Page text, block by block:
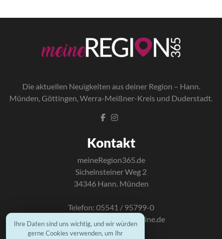
Die aktuellen Neuigkeiten aus deiner Region – Hann.
Münden, Göttingen, Werra-Meißner-Kreis und Duderstadt.
Kontakt
meineRegion365.de
Sichelnsteiner Weg 2
34346 Hann. Münden
Telefon: 05541 / 95799-0
E-Mail: info@mundus-online.de
Ihre Daten sind uns wichtig, und wir würden
gerne Cookies verwenden, um Ihr